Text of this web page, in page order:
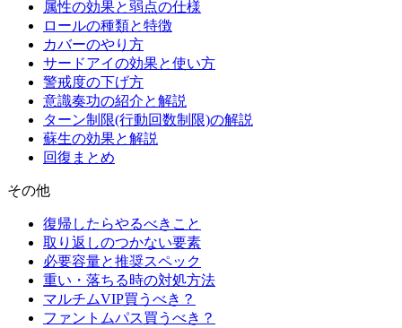
属性の効果と弱点の仕様
ロールの種類と特徴
カバーのやり方
サードアイの効果と使い方
警戒度の下げ方
意識奏功の紹介と解説
ターン制限(行動回数制限)の解説
蘇生の効果と解説
回復まとめ
その他
復帰したらやるべきこと
取り返しのつかない要素
必要容量と推奨スペック
重い・落ちる時の対処方法
マルチムVIP買うべき？
ファントムパス買うべき？